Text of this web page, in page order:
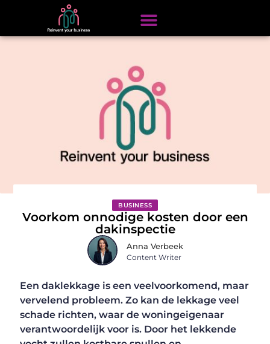
BUSINESS
Voorkom onnodige kosten door een
dakinspectie
Anna Verbeek
Content Writer
Een daklekkage is een veelvoorkomend, maar
vervelend probleem. Zo kan de lekkage veel
schade richten, waar de woningeigenaar
verantwoordelijk voor is. Door het lekkende